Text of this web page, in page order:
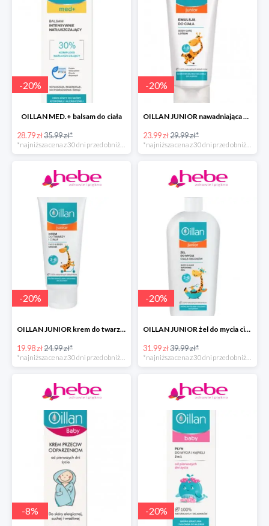
-20%
OILLAN MED.+ balsam do ciała
28.79 zł35.99 zł*
-20%
OILLAN JUNIOR nawadniająca emulsja do ciała, 200 ml
23.99 zł29.99 zł*
-20%
OILLAN JUNIOR krem do twarzy i ciała, 75 ml
19.98 zł24.99 zł*
-20%
OILLAN JUNIOR żel do mycia ciała i włosów, 400 ml
31.99 zł39.99 zł*
-8% -20%